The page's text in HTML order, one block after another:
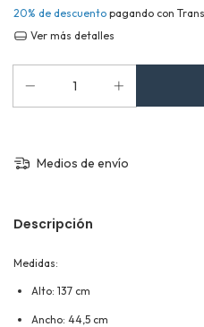
20% de descuento pagando con
Ver más detalles
Medios de envío
Descripción
Medidas:
Alto: 137 cm
Ancho: 44,5 cm